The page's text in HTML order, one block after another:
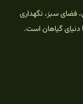
فضای سبز، نگهداری
دنیای گیاهان است.